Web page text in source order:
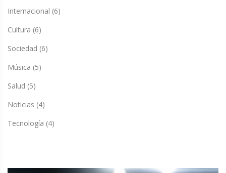
Internacional (6)
Cultura (6)
Sociedad (6)
Música (5)
Salud (5)
Noticias (4)
Tecnología (4)